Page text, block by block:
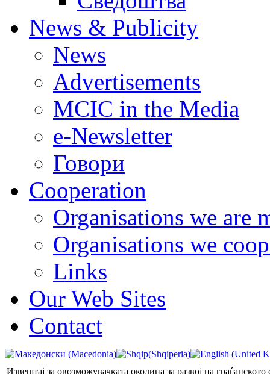
News & Publicity
News
Advertisements
MCIC in the Media
e-Newsletter
Говори
Cooperation
Organisations we are
Organisations we
Links
Our Web Sites
Contact
Извештај за овозможувачката околина за развој на